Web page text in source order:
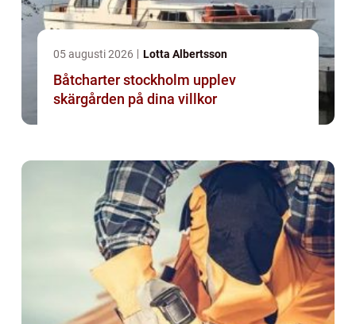
05 augusti 2026 Lotta Albertsson
Båtcharter stockholm upplev
skärgården på dina villkor